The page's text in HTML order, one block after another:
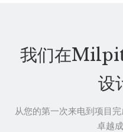
我们在
设
从您的第一次来电到项目
卓越